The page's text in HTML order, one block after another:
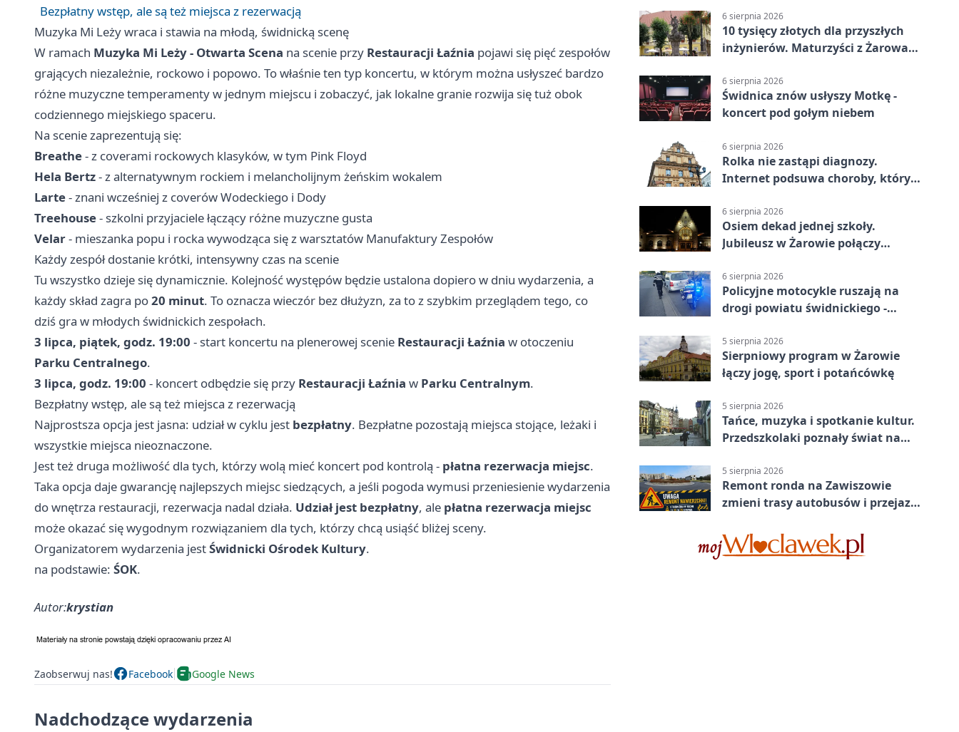
Bezpłatny wstęp, ale są też miejsca z rezerwacją
Muzyka Mi Leży wraca i stawia na młodą, świdnicką scenę
W ramach Muzyka Mi Leży - Otwarta Scena na scenie przy Restauracji Łaźnia pojawi się pięć zespołów
grających niezależnie, rockowo i popowo. To właśnie ten typ koncertu, w którym można usłyszeć bardzo
różne muzyczne temperamenty w jednym miejscu i zobaczyć, jak lokalne granie rozwija się tuż obok
codziennego miejskiego spaceru.
Na scenie zaprezentują się:
Breathe- z coverami rockowych klasyków, w tym Pink Floyd
Hela Bertz- z alternatywnym rockiem i melancholijnym żeńskim wokalem
Larte- znani wcześniej z coverów Wodeckiego i Dody
Treehouse- szkolni przyjaciele łączący różne muzyczne gusta
Velar- mieszanka popu i rocka wywodząca się z warsztatów Manufaktury Zespołów
Każdy zespół dostanie krótki, intensywny czas na scenie
Tu wszystko dzieje się dynamicznie. Kolejność występów będzie ustalona dopiero w dniu wydarzenia, a
każdy skład zagra po20 minut. To oznacza wieczór bez dłużyzn, za to z szybkim przeglądem tego, co
dziś gra w młodych świdnickich zespołach.
3 lipca, piątek, godz. 19:00 - start koncertu na plenerowej scenie Restauracji Łaźnia w otoczeniu
Parku Centralnego.
3 lipca, godz. 19:00 - koncert odbędzie się przy Restauracji Łaźnia w Parku Centralnym.
Bezpłatny wstęp, ale są też miejsca z rezerwacją
Najprostsza opcja jest jasna: udział w cyklu jest bezpłatny. Bezpłatne pozostają miejsca stojące, leżaki i
wszystkie miejsca nieoznaczone.
Jest też druga możliwość dla tych, którzy wolą mieć koncert pod kontrolą - płatna rezerwacja miejsc.
Taka opcja daje gwarancję najlepszych miejsc siedzących, a jeśli pogoda wymusi przeniesienie wydarzenia
do wnętrza restauracji, rezerwacja nadal działa. Udział jest bezpłatny, ale płatna rezerwacja miejsc
może okazać się wygodnym rozwiązaniem dla tych, którzy chcą usiąść bliżej sceny.
Organizatorem wydarzenia jestŚwidnicki Ośrodek Kultury.
na podstawie: ŚOK.
Autor:krystian
Zaobserwuj nas! Facebook Google News
Nadchodzące wydarzenia
6 sierpnia 2026
10 tysięcy złotych dla przyszłych
inżynierów. Maturzyści z Żarowa
6 sierpnia 2026
Świdnica znów usłyszy Motkę -
koncert pod gołym niebem
6 sierpnia 2026
Rolka nie zastąpi diagnozy.
Internet podsuwa choroby, których
6 sierpnia 2026
Osiem dekad jednej szkoły.
Jubileusz w Żarowie połączy
6 sierpnia 2026
Policyjne motocykle ruszają na
drogi powiatu świdnickiego -
5 sierpnia 2026
Sierpniowy program w Żarowie
łączy jogę, sport i potańcówkę
5 sierpnia 2026
Tańce, muzyka i spotkanie kultur.
Przedszkolaki poznały świat na
5 sierpnia 2026
Remont ronda na Zawiszowie
zmieni trasy autobusów i przejazd